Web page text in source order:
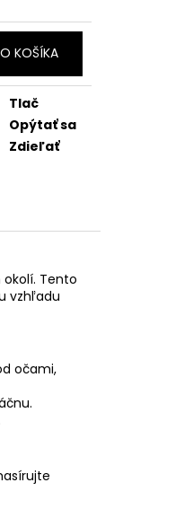
KOŠÍKA
Tlač
Opýtať sa
Zdieľať
Tento
vzhľadu
očami,